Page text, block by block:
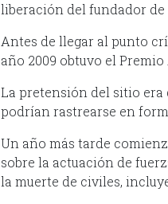
liberación del fundador de
Antes de llegar al punto
año 2009 obtuvo el
La pretensión del sitio era
podrían rastrearse en
Un año más tarde
sobre la actuación de
la muerte de civiles,